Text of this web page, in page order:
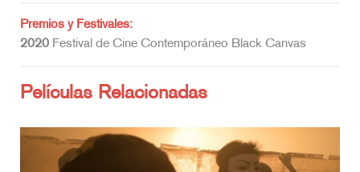
Premios y Festivales:
2020 Festival de Cine Contemporáneo Black Canvas
Películas Relacionadas